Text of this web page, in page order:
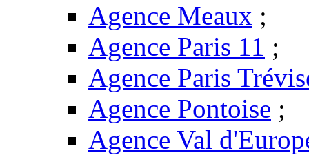
Agence Meaux ;
Agence Paris 11 ;
Agence Paris
Agence Pontoise ;
Agence Val